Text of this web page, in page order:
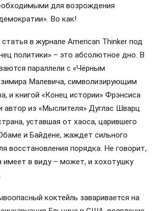
для возрождения
Во как!
в журнале American Thinker под
политики» – это абсолютное дно. В
параллели с «Чёрным
Малевича, символизирующим
и книгой «Конец истории» Фрэнсиса
из «Мыслителя» Дуглас Шварц
уставшая от хаоса, царившего
и Байдене, жаждет сильного
восстановления порядка. Не говорит,
имеет в виду – может, и хохотушку
коктейль заваривается на